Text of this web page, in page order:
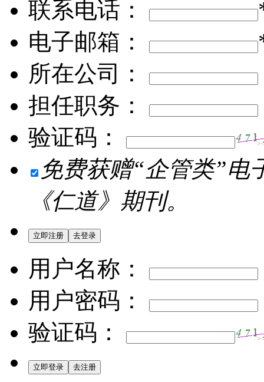
联系电话：
电子邮箱：
所在公司：
担任职务：
验证码：
免费获赠“企管类”
《仁道》期刊。
用户名称：
用户密码：
验证码：